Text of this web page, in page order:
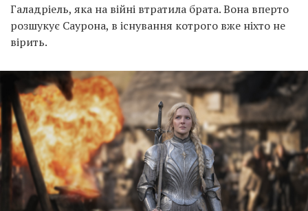
Галадріель, яка на війні втратила брата. Вона вперто
розшукує Саурона, в існування котрого вже ніхто не
вірить.